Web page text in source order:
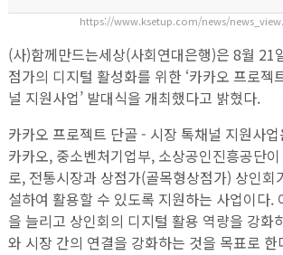
https://www.ksetup.com/news/
(사)함께만드는세상(사회연대은행)은 8월 21
점가의 디지털 활성화를 위한 ‘카카오 프로젝
널 지원사업’ 발대식을 개최했다고 밝혔다.
카카오 프로젝트 단골 - 시장 톡채널 지원사
카카오, 중소벤처기업부, 소상공인진흥공단
로, 전통시장과 상점가(골목형상점가) 상인회
설하여 활용할 수 있도록 지원하는 사업이다.
을 늘리고 상인회의 디지털 활용 역량을 강화
와 시장 간의 연결을 강화하는 것을 목표로 한